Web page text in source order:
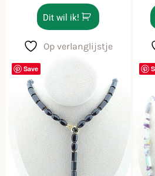
Dit wil ik!
Op verlanglijstje
Save